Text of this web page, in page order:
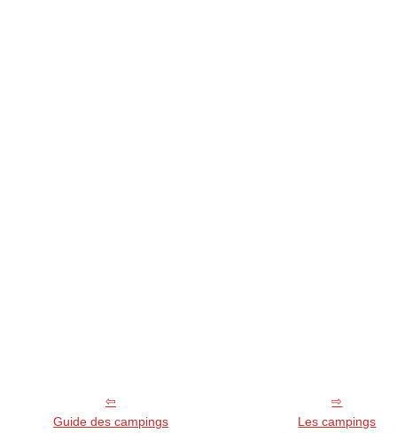
Guide des campings
Les campings